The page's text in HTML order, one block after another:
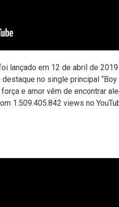
lançado em 12 de abril de
no single principal
e amor vêm de encontrar
1.509.405.842 views no